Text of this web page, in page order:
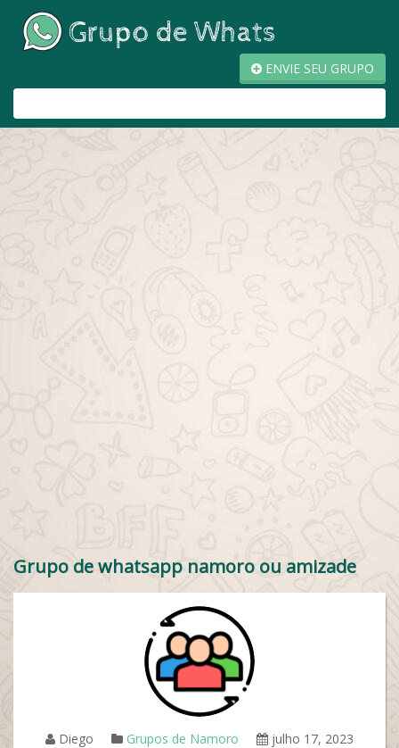
ENVIE SEU GRUPO
Grupo de whatsapp namoro ou amizade
Diego Grupos de Namoro
julho 17, 2023